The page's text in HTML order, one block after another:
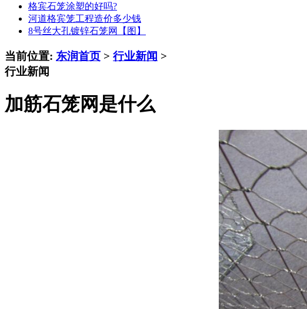
格宾石笼涂塑的好吗?
河道格宾笼工程造价多少钱
8号丝大孔镀锌石笼网【图】
当前位置: 东润首页 > 行业新闻 >
行业新闻
加筋石笼网是什么